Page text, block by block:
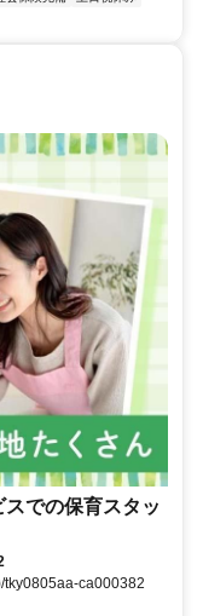
での保育スタッ
tky0805aa-ca000382